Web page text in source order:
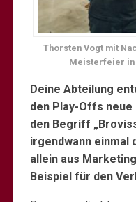
Thorsten Vogt mit
Meisterfeier in
Deine Abteilung
den Play-Offs
den Begriff
irgendwann einmal
allein aus
Beispiel für den